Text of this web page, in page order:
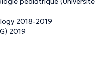
2018-2019
2019